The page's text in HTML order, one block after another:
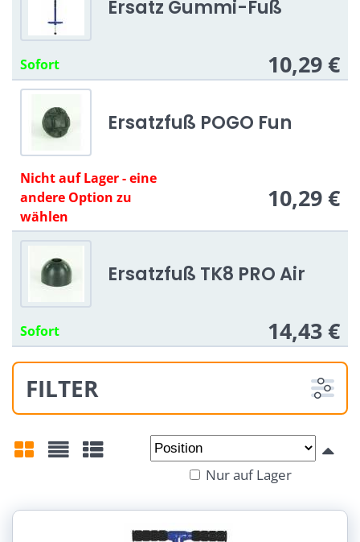
Ersatz Gummi-Fuß
Sofort 10,29 €
Ersatzfuß POGO Fun
Nicht auf Lager - eine
andere Option zu
wählen
10,29 €
Ersatzfuß TK8 PRO Air
Sofort 14,43 €
FILTER
An: Nur auf Lager